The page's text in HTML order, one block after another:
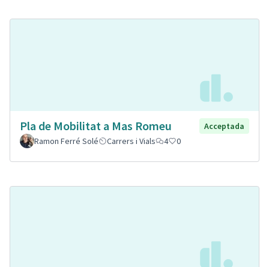
Pla de Mobilitat a Mas Romeu
Acceptada
Ramon Ferré Solé
Carrers i Vials 4 0